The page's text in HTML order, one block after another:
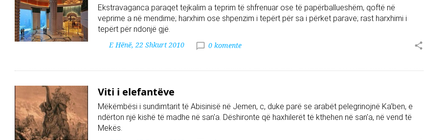
Ekstravaganca paraqet tejkalim a teprim të shfrenuar ose të papërballueshëm, qoftë në
veprime a në mendime; harxhim ose shpenzim i tepërt për sa i përket parave; rast harxhimi i
tepërt për ndonjë gjë.
E Hënë, 22 Shkurt 2010
0 komente
Viti i elefantëve
Mëkëmbësi i sundimtarit të Abisinisë në Jemen, c, duke parë se arabët pelegrinojnë Ka'ben, e
ndërton një kishë të madhe në san'a. Dëshironte që haxhilerët të kthehen në san'a, në vend të
Mekës.